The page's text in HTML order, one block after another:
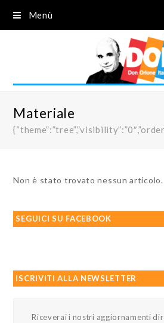
Menù
Materiale
Non è stato trovato nessun articolo.
SEGUICI SU FACEBOOK
ISCRIVITI ALLA NEWSLETTER
Riceverai i nostri aggiornamenti